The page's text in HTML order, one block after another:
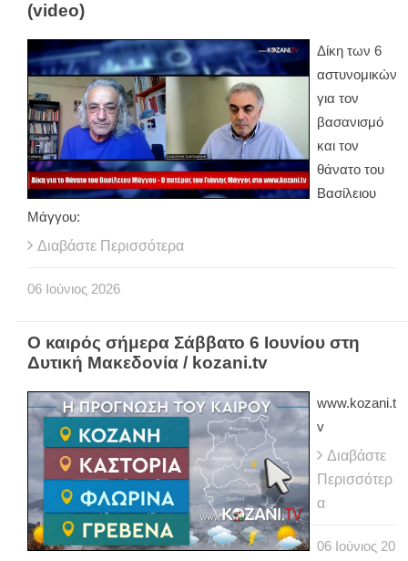
(video)
Δίκη των 6
αστυνομικών
για τον
βασανισμό
και τον
θάνατο του
Βασίλειου
Μάγγου:
Διαβάστε Περισσότερα
06 Ιούνιος 2026
Ο καιρός σήμερα Σάββατο 6 Ιουνίου στη
Δυτική Μακεδονία / kozani.tv
www.kozani.t
v
Διαβάστε
Περισσότερ
α
06 Ιούνιος 20